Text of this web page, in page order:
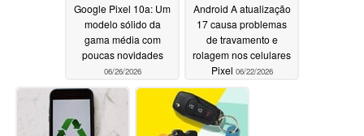
Google Pixel 10a: Um
modelo sólido da
gama média com
poucas novidades
06/26/2026
Android A atualização
17 causa problemas
de travamento e
rolagem nos celulares
Pixel 06/22/2026